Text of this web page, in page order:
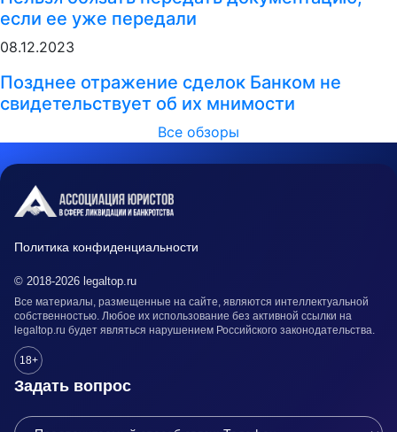
если ее уже передали
08.12.2023
Позднее отражение сделок Банком не
свидетельствует об их мнимости
Все обзоры
Политика конфиденциальности
© 2018-2026 legaltop.ru
Все материалы, размещенные на сайте, являются интеллектуальной
собственностью. Любое их использование без активной ссылки на
legaltop.ru будет являться нарушением Российского законодательства.
18+
Задать вопрос